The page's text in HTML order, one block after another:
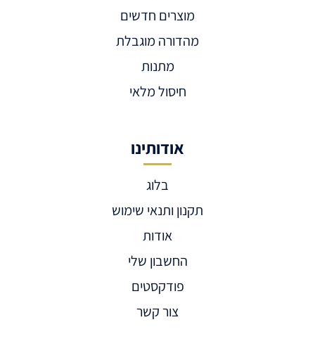
מוצרים חדשים
מהדורה מוגבלת
מתנות
חיסול מלאי
אודותינו
בלוג
תקנון ותנאי שימוש
אודות
החשבון שלי
פודקסטים
צור קשר